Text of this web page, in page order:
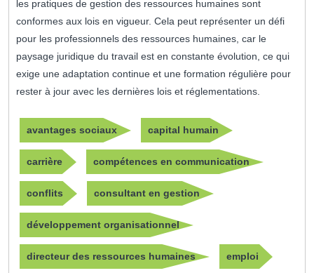
les pratiques de gestion des ressources humaines sont
conformes aux lois en vigueur. Cela peut représenter un défi
pour les professionnels des ressources humaines, car le
paysage juridique du travail est en constante évolution, ce qui
exige une adaptation continue et une formation régulière pour
rester à jour avec les dernières lois et réglementations.
avantages sociaux capital humain
carrière compétences en communication
conflits consultant en gestion
développement organisationnel
directeur des ressources humaines emploi